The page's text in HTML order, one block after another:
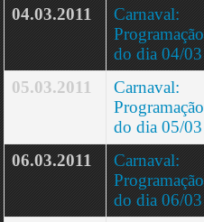
04.03.2011
Carnaval:
Programação
do dia 04/03
05.03.2011
Carnaval:
Programação
do dia 05/03
06.03.2011
Carnaval:
Programação
do dia 06/03